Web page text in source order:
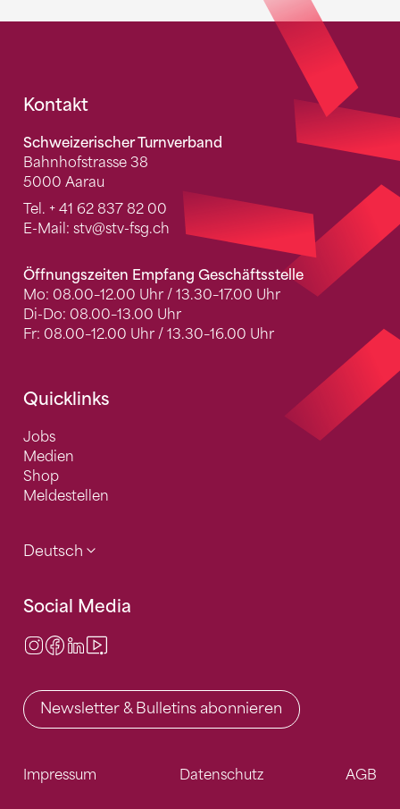
Fusszeile
Kontakt
Schweizerischer Turnverband
Bahnhofstrasse 38
5000 Aarau
Tel. + 41 62 837 82 00
E-Mail: stv@stv-fsg.ch
Öffnungszeiten Empfang Geschäftsstelle
Mo: 08.00–12.00 Uhr / 13.30–17.00 Uhr
Di-Do: 08.00–13.00 Uhr
Fr: 08.00–12.00 Uhr / 13.30–16.00 Uhr
Quicklinks
Jobs
Medien
Shop
Meldestellen
Deutsch
Social Media
Instagram
Facebook
LinkedIn
Newsletter & Bulletins abonnieren
Impressum Datenschutz AGB